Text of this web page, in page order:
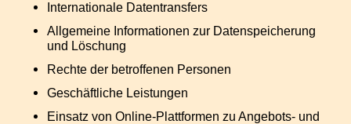
Internationale Datentransfers
Allgemeine Informationen zur Datenspeicherung
und Löschung
Rechte der betroffenen Personen
Geschäftliche Leistungen
Einsatz von Online-Plattformen zu Angebots- und